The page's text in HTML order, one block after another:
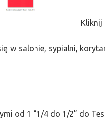
Kliknij
w salonie, sypialni,
od 1 “1/4 do 1/2” do